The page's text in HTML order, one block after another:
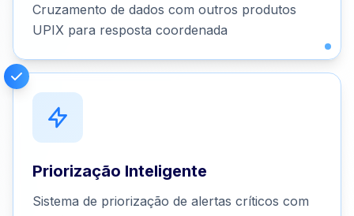
Cruzamento de dados com outros produtos
UPIX para resposta coordenada
Priorização Inteligente
Sistema de priorização de alertas críticos com